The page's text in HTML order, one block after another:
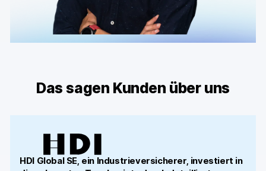
Das sagen Kunden über uns
HDI Global SE, ein Industrieversicherer, investiert in